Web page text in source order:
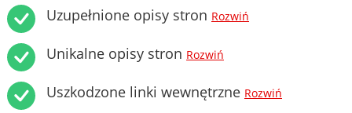
Uzupełnione opisy stron Rozwiń
Unikalne opisy stron Rozwiń
Uszkodzone linki wewnętrzne Rozwiń